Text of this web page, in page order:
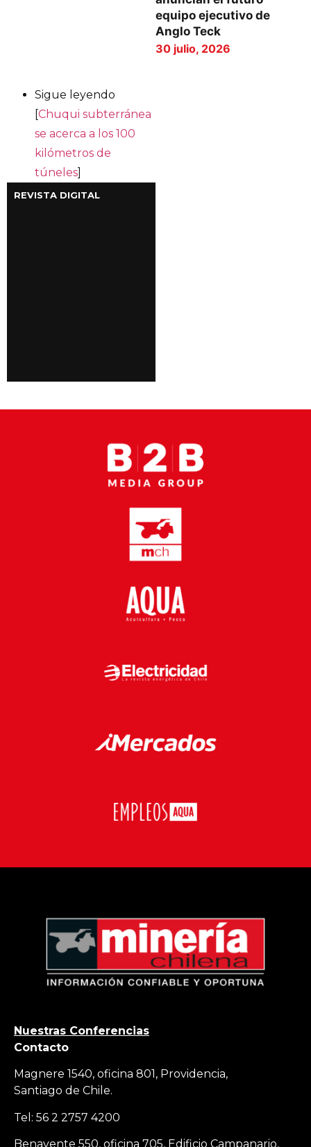
Sigue leyendo
[Chuqui subterránea
se acerca a los 100
kilómetros de
túneles]
REVISTA DIGITAL
equipo ejecutivo de
Anglo Teck
30 julio, 2026
Nuestras Conferencias
Contacto
Magnere 1540, oficina 801, Providencia,
Santiago de Chile.
Tel: 56 2 2757 4200
Benavente 550, oficina 705, Edificio Campanario,